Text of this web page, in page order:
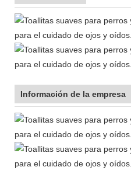
Información de la empresa